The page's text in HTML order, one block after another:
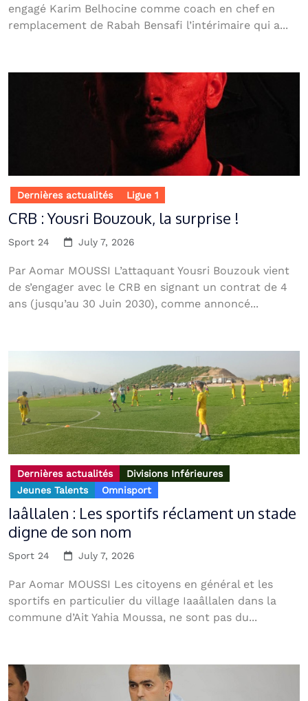
engagé Karim Belhocine comme coach en chef en
remplacement de Rabah Bensafi l’intérimaire qui a...
Dernières actualités Ligue 1
CRB : Yousri Bouzouk, la surprise !
Sport 24 July 7, 2026
Par Aomar MOUSSI L’attaquant Yousri Bouzouk vient
de s’engager avec le CRB en signant un contrat de 4
ans (jusqu’au 30 Juin 2030), comme annoncé...
Dernières actualités
Divisions Inférieures
Jeunes Talents
Omnisport
Iaâllalen : Les sportifs réclament un stade
digne de son nom
Sport 24 July 7, 2026
Par Aomar MOUSSI Les citoyens en général et les
sportifs en particulier du village Iaaâllalen dans la
commune d’Ait Yahia Moussa, ne sont pas du...